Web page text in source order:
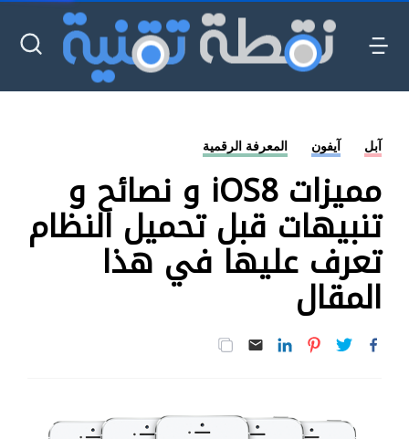
آبل آيفون المعرفة الرقمية
مميزات iOS8 و نصائح و
تنبيهات قبل تحميل النظام
تعرف عليها في هذا
المقال